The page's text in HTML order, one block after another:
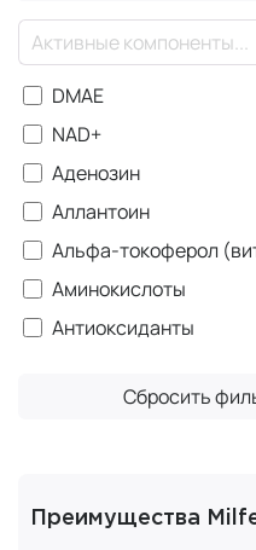
Антиоксидантное
От пигментации
Защита от солнца SPF
Отшелушивание
Сияние
Эластичность
Анти-акне
Осветление
От темных кругов
Восстановление
Пилинг
DMAE
NAD+
Аденозин
Аллантоин
Альфа-токоферол
Аминокислоты
Антиоксиданты
АргининСбросить
Преимущества